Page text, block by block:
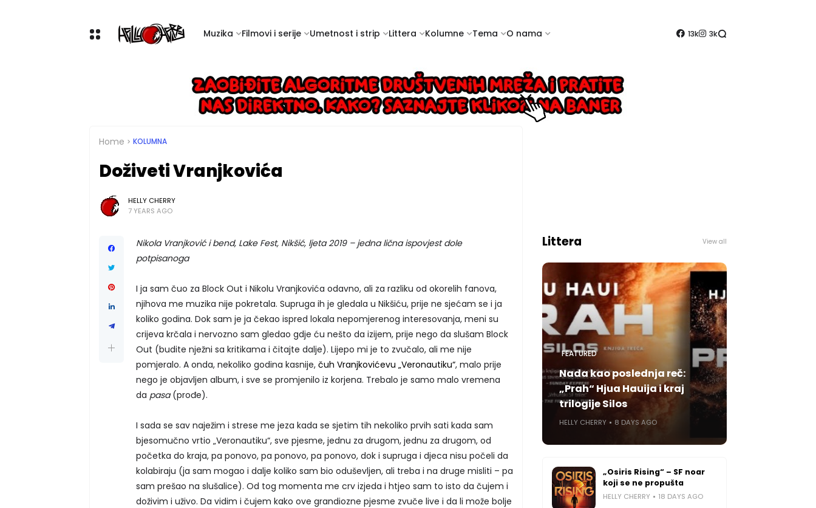
Muzika Filmovi i serije Umetnost i strip Littera Kolumne Tema O nama 13k 3k
Home KOLUMNA
Doživeti Vranjkovića
HELLY CHERRY
7 YEARS AGO
Nikola Vranjković i bend, Lake Fest, Nikšić, ljeta 2019 – jedna lična ispovjest dole
potpisanoga
I ja sam čuo za Block Out i Nikolu Vranjkovića odavno, ali za razliku od okorelih fanova,
njihova me muzika nije pokretala. Supruga ih je gledala u Nikšiću, prije ne sjećam se i ja
koliko godina. Dok sam je ja čekao ispred lokala nepomjerenog interesovanja, meni su
crijeva krčala i nervozno sam gledao gdje ću nešto da izijem, prije nego da slušam Block
Out (budite nježni sa kritikama i čitajte dalje). Lijepo mi je to zvučalo, ali me nije
pomjeralo. A onda, nekoliko godina kasnije, čuh Vranjkovićevu „Veronautiku“, malo prije
nego je objavljen album, i sve se promjenilo iz korjena. Trebalo je samo malo vremena
da pasa(prođe).
I sada se sav naježim i strese me jeza kada se sjetim tih nekoliko prvih sati kada sam
bjesomučno vrtio „Veronautiku“, sve pjesme, jednu za drugom, jednu za drugom, od
početka do kraja, pa ponovo, pa ponovo, pa ponovo, dok i supruga i djeca nisu počeli da
kolabiraju (ja sam mogao i dalje koliko sam bio oduševljen, ali treba i na druge misliti – pa
sam prešao na slušalice). Od tog momenta me crv izjeda i htjeo sam to isto da čujem i
doživim i uživo. Da vidim i čujem kako ove grandiozne pjesme zvuče live i da li može bolje
Littera View all
FEATURED
Nada kao poslednja reč:
„Prah“ Hjua Hauija i kraj
trilogije Silos
HELLY CHERRY 8 DAYS AGO
„Osiris Rising“ – SF noar
koji se ne propušta
HELLY CHERRY 18 DAYS AGO